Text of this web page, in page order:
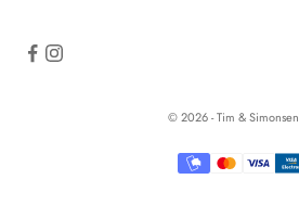
© 2026 - Tim & Simonsen